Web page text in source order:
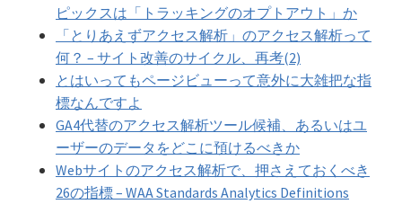
ピックスは「トラッキングのオプトアウト」か
「とりあえずアクセス解析」のアクセス解析って
何？ – サイト改善のサイクル、再考(2)
とはいってもページビューって意外に大雑把な指
標なんですよ
GA4代替のアクセス解析ツール候補、あるいはユ
ーザーのデータをどこに預けるべきか
Webサイトのアクセス解析で、押さえておくべき
26の指標 – WAA Standards Analytics Definitions